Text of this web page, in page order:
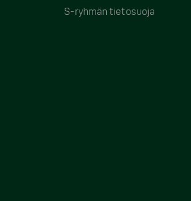
S-ryhmän tietosuoja